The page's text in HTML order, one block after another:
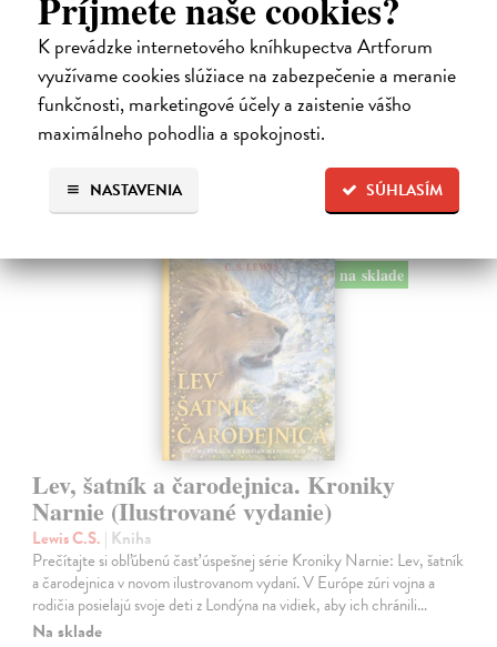
K prevádzke internetového kníhkupectva Artforum
využívame cookies slúžiace na zabezpečenie a meranie
funkčnosti, marketingové účely a zaistenie vášho
maximálneho pohodlia a spokojnosti.
SÚHLASÍM
NASTAVENIA
Alica je zvedavá mačka, ktorá býva so zvedavým Andrejom. Obaja sú
fascinovaní ríšou hmyzu.
Na sklade
28,03 €
28,90 € ?
na sklade
Lev, šatník a čarodejnica. Kroniky
Narnie (Ilustrované vydanie)
Lewis C.S. | Kniha
Prečítajte si obľúbenú časť úspešnej série Kroniky Narnie: Lev, šatník
a čarodejnica v novom ilustrovanom vydaní. V Európe zúri vojna a
rodičia posielajú svoje deti z Londýna na vidiek, aby ich chránili…
Na sklade